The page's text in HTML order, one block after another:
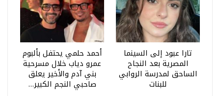
تارا عبود إلى السينما
المصرية بعد النجاح
الساحق لمدرسة الروابي
للبنات
أحمد حلمي يحتفل بألبوم
عمرو دياب خلال مسرحية
بني آدم والأخير يعلق
صاحبي النجم الكبير…